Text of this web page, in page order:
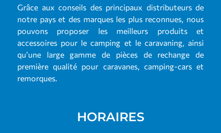
Grâce aux conseils des principaux distributeurs de
notre pays et des marques les plus reconnues, nous
pouvons proposer les meilleurs produits et
accessoires pour le camping et le caravaning, ainsi
qu’une large gamme de pièces de rechange de
première qualité pour caravanes, camping-cars et
remorques.
HORAIRES